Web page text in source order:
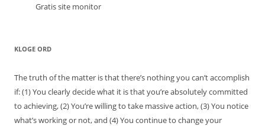
Gratis site monitor
KLOGE ORD
The truth of the matter is that there’s nothing you can’t accomplish
if: (1) You clearly decide what it is that you’re absolutely committed
to achieving, (2) You’re willing to take massive action, (3) You notice
what’s working or not, and (4) You continue to change your